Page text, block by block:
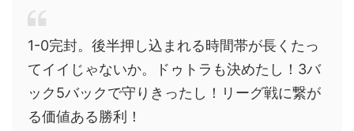
1-0完封。後半押し込まれる時間帯が長くたっ
てイイじゃないか。ドゥトラも決めたし！3バ
ック5バックで守りきったし！リーグ戦に繋が
る価値ある勝利！